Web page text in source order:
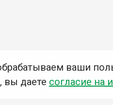
ваши
вы даете согласие на